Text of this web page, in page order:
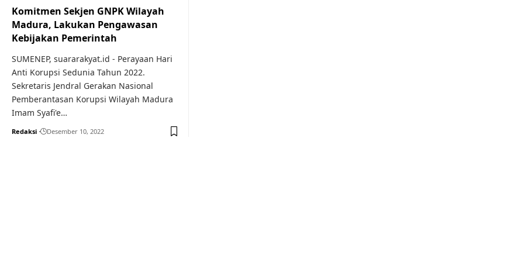
Komitmen Sekjen GNPK Wilayah
Madura, Lakukan Pengawasan
Kebijakan Pemerintah
SUMENEP, suararakyat.id - Perayaan Hari
Anti Korupsi Sedunia Tahun 2022.
Sekretaris Jendral Gerakan Nasional
Pemberantasan Korupsi Wilayah Madura
Imam Syafi'e…
Redaksi Desember 10, 2022